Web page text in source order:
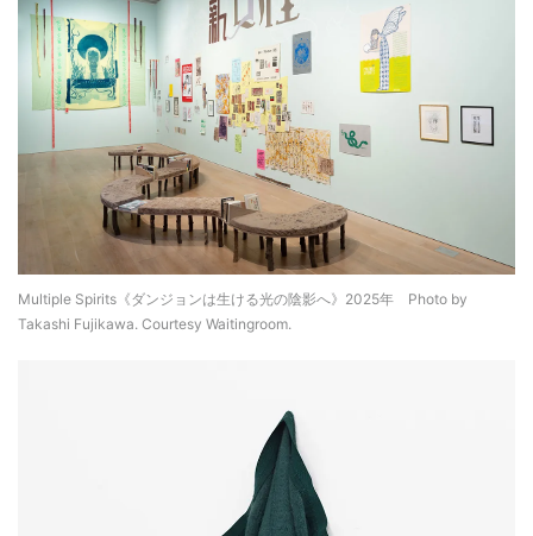
Multiple Spirits《ダンジョンは生ける光の陰影へ》2025年 Photo by
Takashi Fujikawa. Courtesy Waitingroom.